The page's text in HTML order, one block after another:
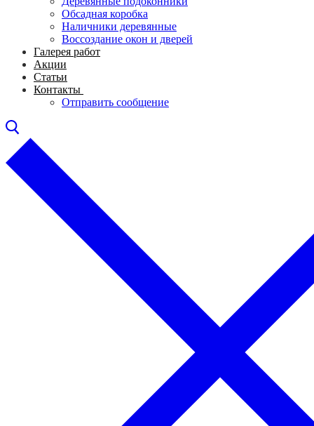
Обсадная коробка
Наличники деревянные
Воссоздание окон и дверей
Галерея работ
Акции
Статьи
Контакты
Отправить сообщение